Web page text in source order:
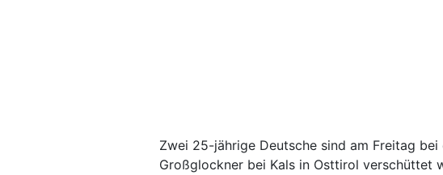
Zwei 25-jährige Deutsche sind am Freitag bei
Großglockner bei Kals in Osttirol verschüttet